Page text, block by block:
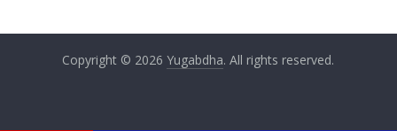
Copyright © 2026Yugabdha. All rights reserved.